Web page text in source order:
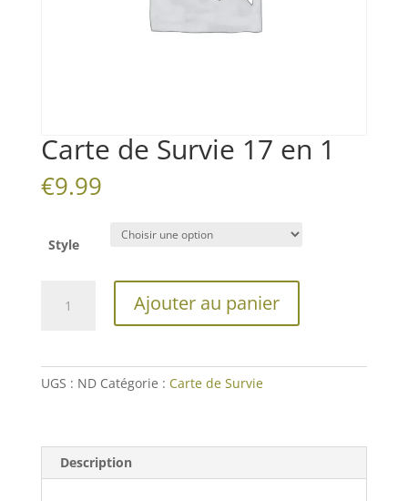
Carte de Survie 17 en 1
€9.99
Style
Ajouter au panier
UGS : ND Catégorie : Carte de Survie
Description